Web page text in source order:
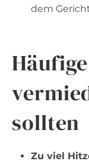
dem
sollten
Zu viel